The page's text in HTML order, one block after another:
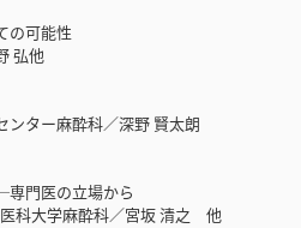
の可能性
弘他
ンター麻酔科／深野 賢太朗
門医の立場から
科大学麻酔科／宮坂 清之 他